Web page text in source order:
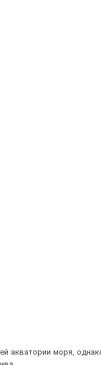
акватории моря,